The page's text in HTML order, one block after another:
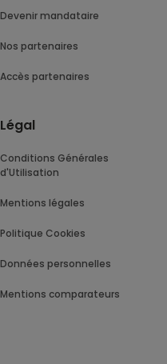
Devenir mandataire
Nos partenaires
Accès partenaires
Légal
Conditions Générales
d'Utilisation
Mentions légales
Politique Cookies
Données personnelles
Mentions comparateurs